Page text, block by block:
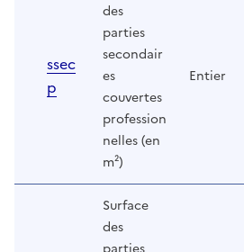
ssec
p
des
parties
secondair
es
couvertes
profession
nelles (en
m²)
Entier
Surface
des